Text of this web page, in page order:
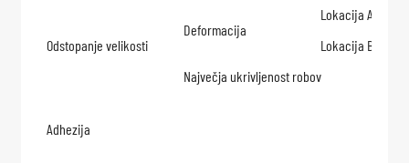
Odstopanje velikosti
Deformacija
Lokacija A
Lokacija B
Največja ukrivljenost robov
Adhezija